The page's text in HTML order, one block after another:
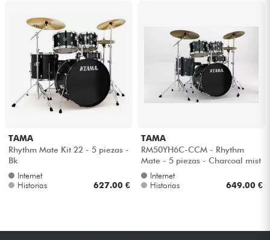
TAMA
Rhythm Mate Kit 22 - 5 piezas -
Bk
Internet
Historias
627.00 €
TAMA
RM50YH6C-CCM - Rhythm
Mate - 5 piezas - Charcoal mist
Internet
Historias
649.00 €